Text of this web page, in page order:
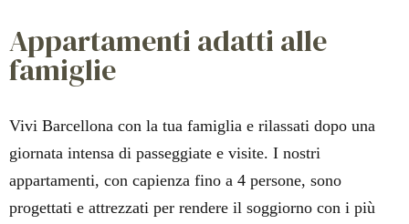
Appartamenti adatti alle
famiglie
Vivi Barcellona con la tua famiglia e rilassati dopo una
giornata intensa di passeggiate e visite. I nostri
appartamenti, con capienza fino a 4 persone, sono
progettati e attrezzati per rendere il soggiorno con i più